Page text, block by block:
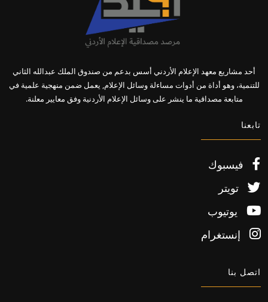
أحد مشاريع معهد الإعلام الأردني أسس بدعم من صندوق الملك عبدالله الثاني
للتنمية، وهو أداة من أدوات مساءلة وسائل الإعلام, يعمل ضمن منهجية علمية في
متابعة مصداقية ما ينشر على وسائل الإعلام الأردنية وفق معايير معلنة.
تابعنا
فيسبوك
تويتر
يوتيوب
إنستغرام
اتصل بنا